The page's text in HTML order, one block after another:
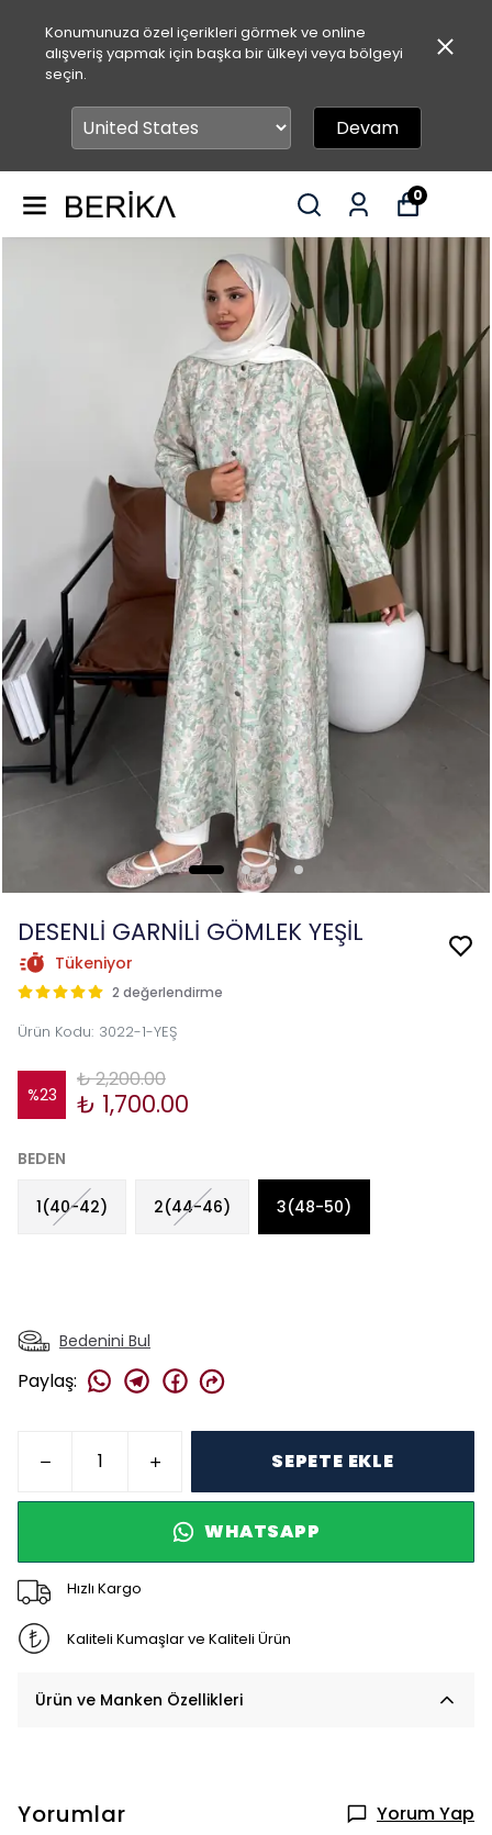
Konumunuza özel içerikleri görmek ve online
alışveriş yapmak için başka bir ülkeyi veya bölgeyi
seçin.
Devam
0
DESENLİ GARNİLİ GÖMLEK YEŞİL
Tükeniyor
2 değerlendirme
Ürün Kodu: 3022-1-YEŞ
%23
₺ 2,200.00
₺ 1,700.00
BEDEN
1(40-42) 2(44-46) 3(48-50)
Bedenini Bul
Paylaş:
SEPETE EKLE
WHATSAPP
Hızlı Kargo
Kaliteli Kumaşlar ve Kaliteli Ürün
Ürün ve Manken Özellikleri
Yorumlar Yorum Yap